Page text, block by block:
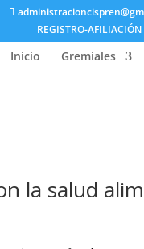
REGISTRO-AFILIACIÓN
Inicio Gremiales
la salud